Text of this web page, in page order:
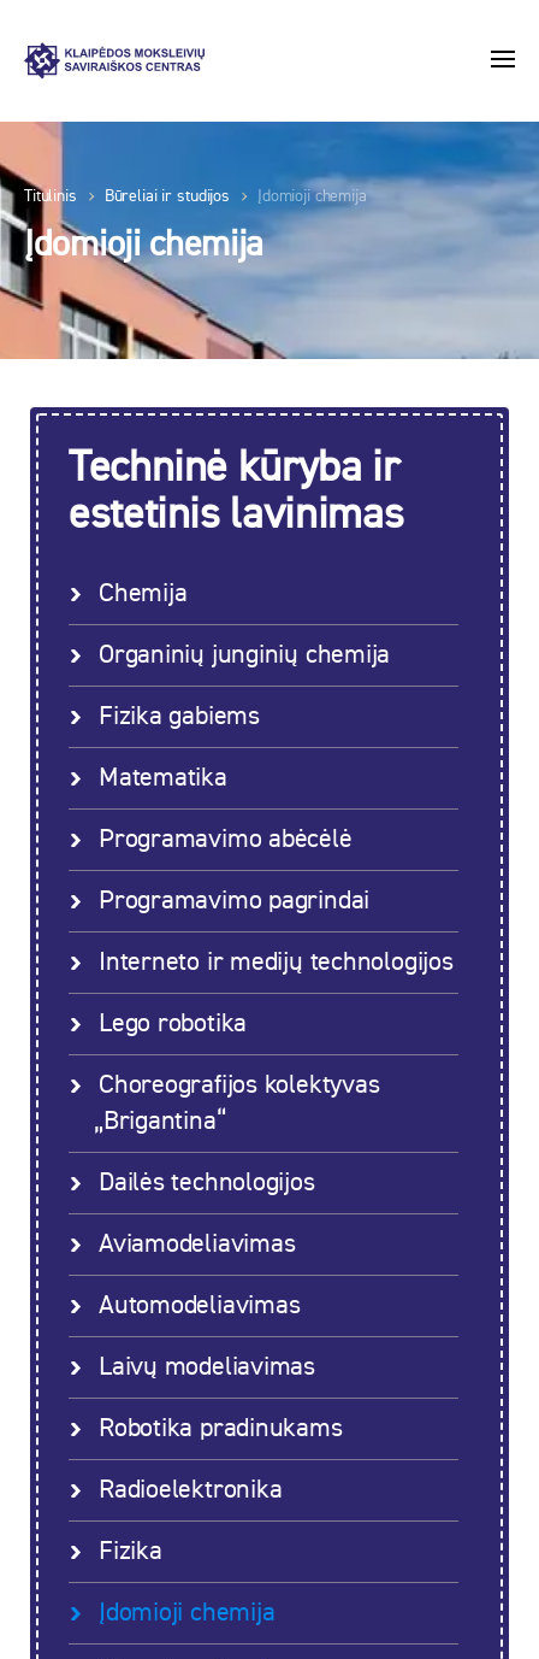
Titulinis Būreliai ir studijos Įdomioji chemija
Įdomioji chemija
Techninė kūryba ir
estetinis lavinimas
Chemija
Organinių junginių chemija
Fizika gabiems
Matematika
Programavimo abėcėlė
Programavimo pagrindai
Interneto ir medijų technologijos
Lego robotika
Choreografijos kolektyvas
„Brigantina“
Dailės technologijos
Aviamodeliavimas
Automodeliavimas
Laivų modeliavimas
Robotika pradinukams
Radioelektronika
Fizika
Įdomioji chemija